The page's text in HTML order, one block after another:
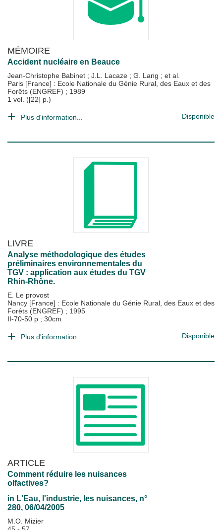
MÉMOIRE
Accident nucléaire en Beauce
Jean-Christophe Babinet ; J.L. Lacaze ; G. Lang ; et al.
Paris [France] : Ecole Nationale du Génie Rural, des Eaux et des
Forêts (ENGREF) ; 1989
1 vol. ([22] p.)
Plus d'information... Disponible
LIVRE
Analyse méthodologique des études
préliminaires environnementales du
TGV : application aux études du TGV
Rhin-Rhône.
E. Le provost
Nancy [France] : Ecole Nationale du Génie Rural, des Eaux et des
Forêts (ENGREF) ; 1995
II-70-50 p ; 30cm
Plus d'information... Disponible
ARTICLE
Comment réduire les nuisances
olfactives?
in L'Eau, l'industrie, les nuisances, n°
280, 06/04/2005
M.O. Mizier